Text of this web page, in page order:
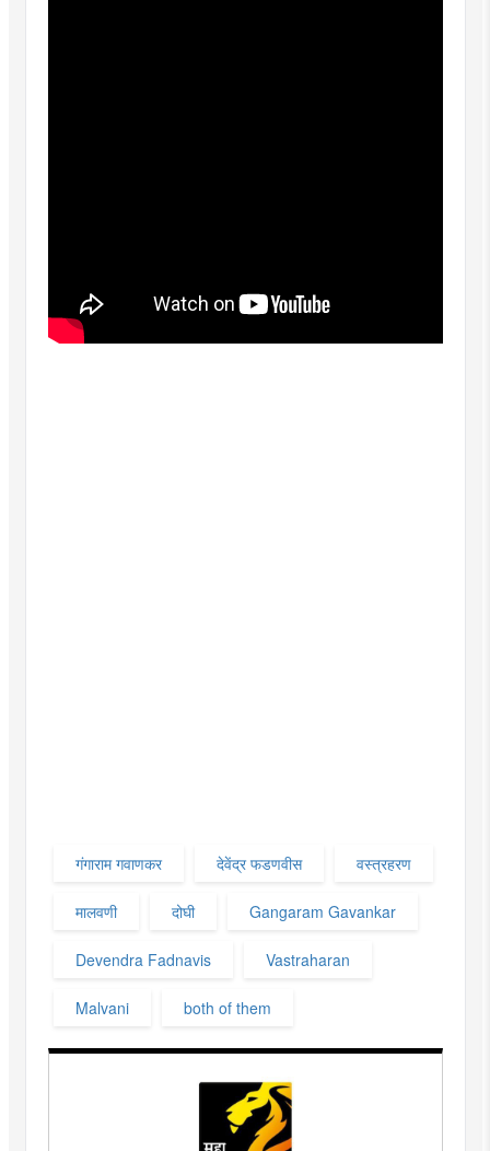
गंगाराम गवाणकर देवेंद्र फडणवीस वस्त्रहरण
मालवणी दोघी Gangaram Gavankar
Devendra Fadnavis Vastraharan
Malvani both of them